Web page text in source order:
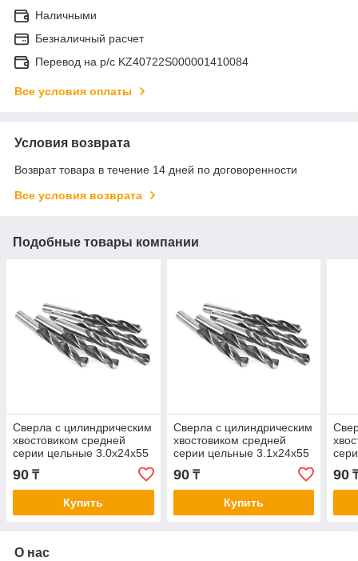
Наличными
Безналичный расчет
Перевод на р/с KZ40722S000001410084
Все условия оплаты
Условия возврата
Возврат товара в течение 14 дней по договоренности
Все условия возврата
Подобные товары компании
Сверла с цилиндрическим
хвостовиком средней
серии цельные 3.0х24х55
90 ₸
Купить
Сверла с цилиндрическим
хвостовиком средней
серии цельные 3.1х24х55
90₸
Купить
90
О нас